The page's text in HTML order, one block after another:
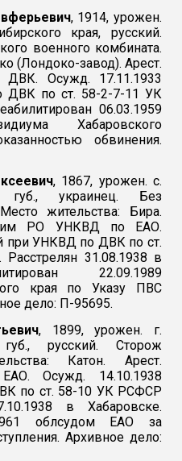
, 1914, урожен.
края, русский.
военного комбината.
(Лондоко-завод). Арест.
Осужд. 17.11.1933
ДВК по ст. 58-2-7-11 УК
06.03.1959
Хабаровского
обвинения.
, 1867, урожен. с.
губ., украинец. Без
жительства: Бира.
РО УНКВД по ЕАО.
при УНКВД по ДВК по ст.
31.08.1938 в
22.09.1989
края по Указу ПВС
дело: П-95695.
, 1899, урожен. г.
русский. Сторож
Катон. Арест.
Осужд. 14.10.1938
по ст. 58-10 УК РСФСР
в Хабаровске.
облсудом ЕАО за
Архивное дело: